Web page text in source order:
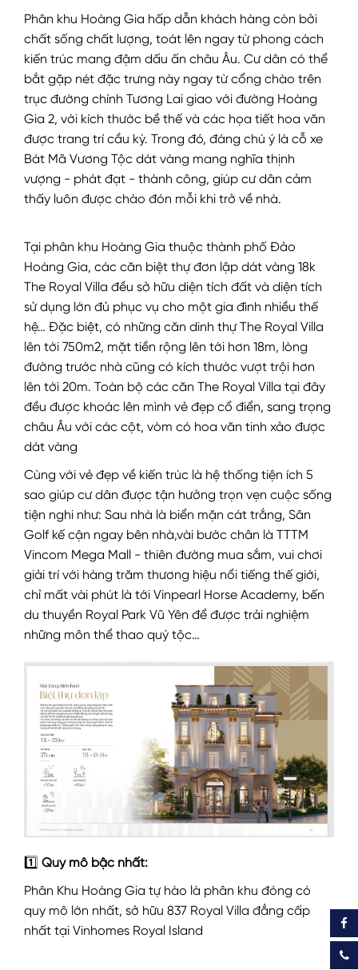
Phân khu Hoàng Gia hấp dẫn khách hàng còn bởi
chất sống chất lượng, toát lên ngay từ phong cách
kiến trúc mang đậm dấu ấn châu Âu. Cư dân có thể
bắt gặp nét đặc trưng này ngay từ cổng chào trên
trục đường chính Tương Lai giao với đường Hoàng
Gia 2, với kích thước bề thế và các họa tiết hoa văn
được trang trí cầu kỳ. Trong đó, đáng chú ý là cỗ xe
Bát Mã Vương Tộc dát vàng mang nghĩa thịnh
vượng - phát đạt - thành công, giúp cư dân cảm
thấy luôn được chào đón mỗi khi trở về nhà.
Tại phân khu Hoàng Gia thuộc thành phố Đảo
Hoàng Gia, các căn biệt thự đơn lập dát vàng 18k
The Royal Villa đều sở hữu diện tích đất và diện tích
sử dụng lớn đủ phục vụ cho một gia đình nhiều thế
hệ… Đặc biệt, có những căn dinh thự The Royal Villa
lên tới 750m2, mặt tiền rộng lên tới hơn 18m, lòng
đường trước nhà cũng có kích thước vượt trội hơn
lên tới 20m. Toàn bộ các căn The Royal Villa tại đây
đều được khoác lên mình vẻ đẹp cổ điển, sang trọng
châu Âu với các cột, vòm có hoa văn tinh xảo được
dát vàng
Cùng với vẻ đẹp về kiến trúc là hệ thống tiện ích 5
sao giúp cư dân được tận hưởng trọn vẹn cuộc sống
tiện nghi như: Sau nhà là biển mặn cát trắng, Sân
Golf kế cận ngay bên nhà,vài bước chân là TTTM
Vincom Mega Mall - thiên đường mua sắm, vui chơi
giải trí với hàng trăm thương hiệu nổi tiếng thế giới,
chỉ mất vài phút là tới Vinpearl Horse Academy, bến
du thuyền Royal Park Vũ Yên để được trải nghiệm
những môn thể thao quý tộc…
1️⃣ Quy mô bậc nhất:
Phân Khu Hoàng Gia tự hào là phân khu đóng có
quy mô lớn nhất, sở hữu 837 Royal Villa đẳng cấp
nhất tại Vinhomes Royal Island